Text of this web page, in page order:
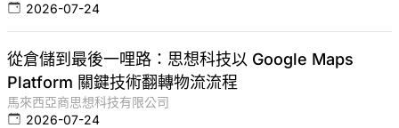
2026-07-24
從倉儲到最後一哩路：思想科技以 Google Maps
Platform 關鍵技術翻轉物流流程
馬來西亞商思想科技有限公司
2026-07-24